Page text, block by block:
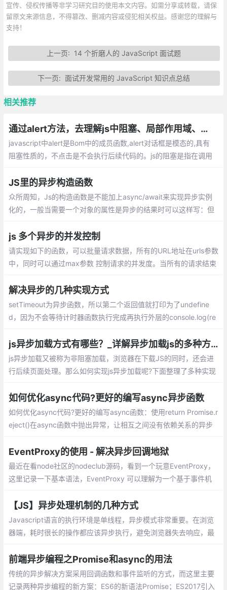
宣传、侵权传播等非学习研究目的使用本文内容。如需分享或转载，请保
留原文来源信息，不得篡改、删减内容或侵犯相关权益。感谢您的理解与
支持！
上一页: 14 个折磨人的 JavaScript 面试题
下一页:面试开发常用的 JavaScript 知识点总结
相关推荐
通过alert方法，去理解js中阻塞、局部作用域、同步/异步任务
javascript中alert是Bom中的成员函数,alert
对话框是模态的,具有阻塞性质的，不点击是
结果返回之前，当前线程会被挂起， 只有在
得到结果之后才会继续执行。
JS里的异步构造函数
众所周知，Js的构造函数是不能加上async/await来实现异步实例
化的，一般当需要一个对象的属性是异步的结果时可以这样写：但
js 多个异步的并发控制
请实现如下的函数，可以批量请求数据，所有的URL地址在urls参数
中，同时可以通过max参数 控制请求的并发度。当所有的请求结束
解决异步的几种实现方式
setTimeout为异步函数，所以第二个返回值就打印为了undefine
d，因为不会等待计时器函数执行完成再执行外层的console.log(re
js异步加载方式有哪些？_详解异步加载js的多种方案
js异步加载又被称为非阻塞加载，浏览器在下载JS的同时，还会进
行后续页面处理。那么如何实现js异步加载呢?下面整理了多种实现
时的异步加载、$(document).ready()、async属性、defer属性、
es6模块type=module属性
如何优化async代码?更好的编写async异步函数
如何优化async代码?更好的编写async函数：使用return Promise.r
eject()在async函数中抛出异常，让相互之间没有依赖关系的异步
用map来代替它
EventProxy的使用 - 解决异步回调地狱
最近在看node社区的nodeclub源码，看到一个玩意EventProxy，
这里记录一下基本语法，EventProxy 可以理解为一个基于事件机
地狱问题的工具
【JS】异步处理机制的几种方式
Javascript语言的执行环境是单线程，异步模式非常重要。在浏览
器端，耗时很长的操作都应该异步执行，避免浏览器失去响应，最
前端异步编程之Promise和async的用法
传统的异步解决方案采用回调函数和事件监听的方式，而这里主要
记录两种异步编程的新方案：ES6的新语法Promise；ES2017引入